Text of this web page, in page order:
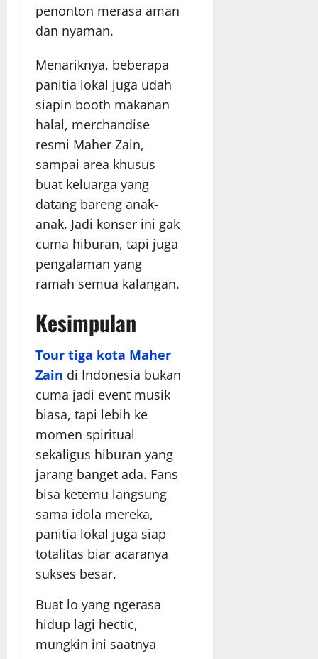
penonton merasa aman
dan nyaman.
Menariknya, beberapa
panitia lokal juga udah
siapin booth makanan
halal, merchandise
resmi Maher Zain,
sampai area khusus
buat keluarga yang
datang bareng anak-
anak. Jadi konser ini gak
cuma hiburan, tapi juga
pengalaman yang
ramah semua kalangan.
Kesimpulan
Tour tiga kota Maher
Zain di Indonesia bukan
cuma jadi event musik
biasa, tapi lebih ke
momen spiritual
sekaligus hiburan yang
jarang banget ada. Fans
bisa ketemu langsung
sama idola mereka,
panitia lokal juga siap
totalitas biar acaranya
sukses besar.
Buat lo yang ngerasa
hidup lagi hectic,
mungkin ini saatnya